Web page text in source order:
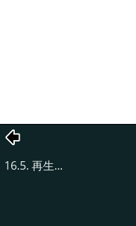
16.5. 再生...